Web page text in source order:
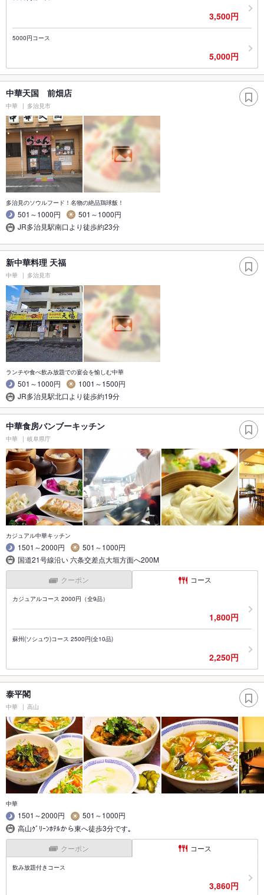
3,500円
5000円コース
5,000円
中華天国 前畑店
中華 多治見市
多治見のソウルフード！名物の絶品鶏球飯！
501～1000円
501～1000円
JR多治見駅南口より徒歩約23分
新中華料理 天福
中華 多治見市
ランチや食べ飲み放題での宴会を愉しむ中華
501～1000円
1001～1500円
JR多治見駅北口より徒歩約19分
中華食房バンブーキッチン
中華 岐阜県庁
カジュアル中華キッチン
1501～2000円
501～1000円
国道21号線沿い 六条交差点大垣方面へ200M
クーポン コース
カジュアルコース 2000円（全9品）
1,800円
蘇州(ソシュウ)コース 2500円(全10品)
2,250円
泰平閣
中華 高山
中華
1501～2000円
501～1000円
高山ｸﾞﾘｰﾝﾎﾃﾙから東へ徒歩3分です｡
クーポン コース
飲み放題付きコース
3,860円